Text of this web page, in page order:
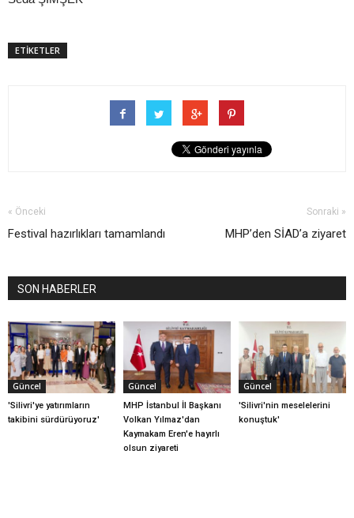
ETİKETLER
« Önceki
Festival hazırlıkları tamamlandı
Sonraki »
MHP’den SİAD’a ziyaret
SON HABERLER
Güncel
'Silivri'ye yatırımların
takibini sürdürüyoruz'
Güncel
MHP İstanbul İl Başkanı
Volkan Yılmaz'dan
Kaymakam Eren'e hayırlı
olsun ziyareti
Güncel
'Silivri'nin meselelerini
konuştuk'